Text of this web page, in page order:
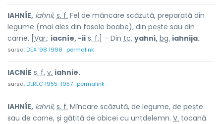
IAHNÍE, iahnii, s. f. Fel de mâncare scăzută, preparată din
legume (mai ales din fasole boabe), din pește sau din
carne. [ Var.: iacníe, -ii s. f. ] – Din tc. yahni, bg. iahnija.
sursa:DEX '98 1998 permalink
IACNÍE s. f. v. iahnie.
sursa:DLRLC 1955-1957 permalink
IAHNÍE, iahnii, s. f. Mîncare scăzută, de legume, de pește
sau de carne, și gătită de obicei cu untdelemn. V. tocană.